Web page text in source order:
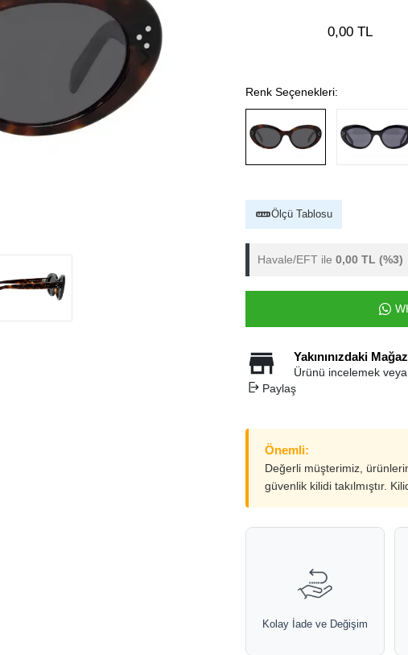
0,00 TL
Renk Seçenekleri:
Ölçü Tablosu
Havale/EFT ile 0,00 TL (%3)
Yakınınızdaki
Ürünü incelemek
Paylaş
Önemli:
Değerli müşterimiz,
güvenlik kilidi takılmıştır.
Kolay İade ve Değişim